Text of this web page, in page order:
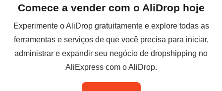
Comece a vender com o AliDrop hoje
Experimente o AliDrop gratuitamente e explore todas as
ferramentas e serviços de que você precisa para iniciar,
administrar e expandir seu negócio de dropshipping no
AliExpress com o AliDrop.